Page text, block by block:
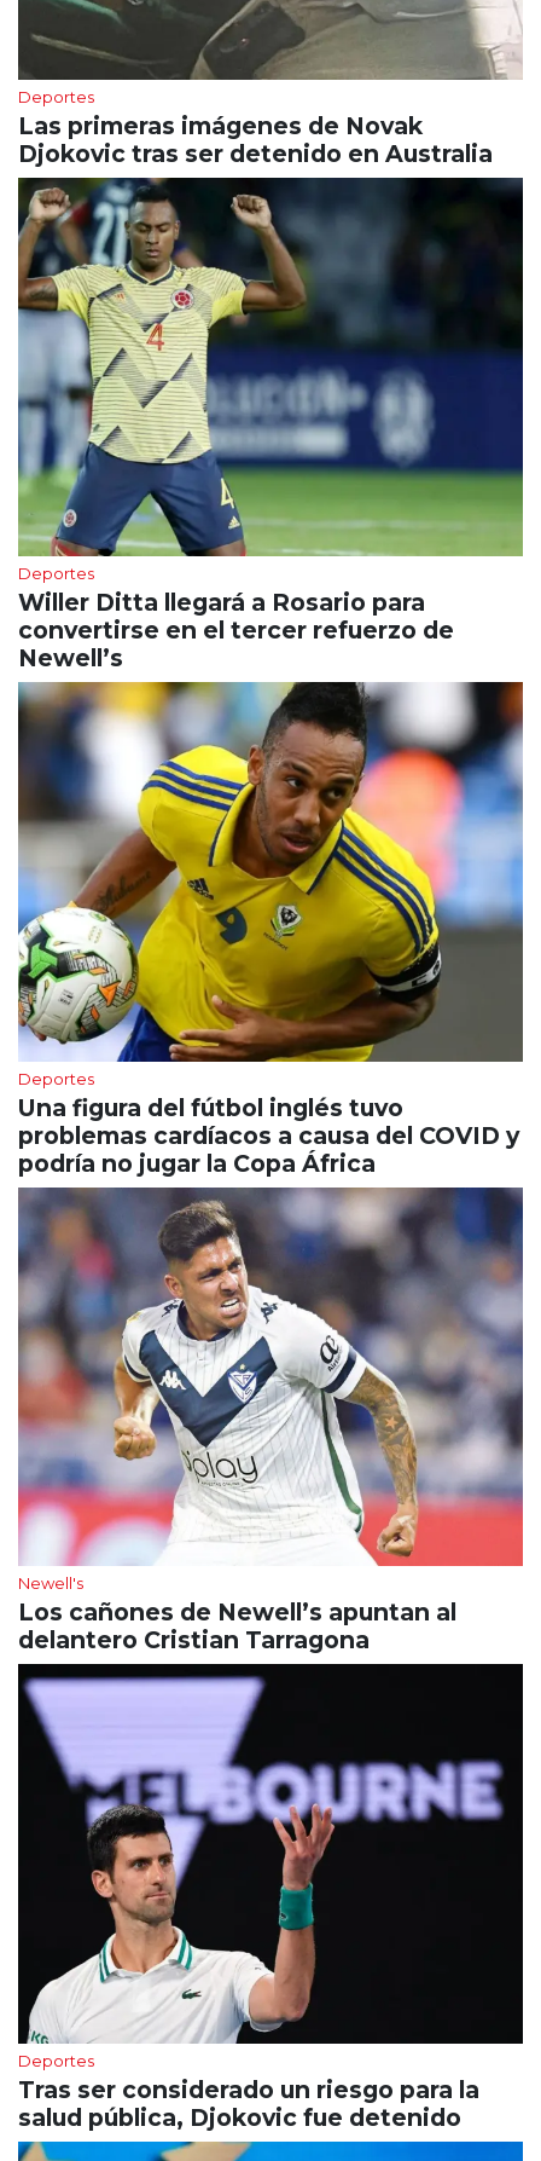
Deportes
Las primeras imágenes de Novak
Djokovic tras ser detenido en Australia
Deportes
Willer Ditta llegará a Rosario para
convertirse en el tercer refuerzo de
Newell’s
Deportes
Una figura del fútbol inglés tuvo
problemas cardíacos a causa del COVID y
podría no jugar la Copa África
Newell's
Los cañones de Newell’s apuntan al
delantero Cristian Tarragona
Deportes
Tras ser considerado un riesgo para la
salud pública, Djokovic fue detenido